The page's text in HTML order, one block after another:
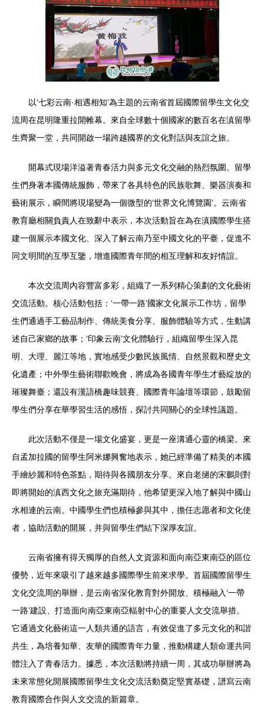
以‘七彩云南·相遇相知’為主題的云南省首屆國際留學生文化交
流周在昆明隆重拉開帷幕。來自全球數十個國家的數百名在滇留學
生齊聚一堂，共同開啟一場跨越國界的文化對話與友誼之旅。
開幕式現場洋溢著青春活力與多元文化交融的熱烈氛圍。留學
生們身著本國傳統服飾，帶來了各具特色的民族歌舞、樂器演奏和
藝術展示，瞬間將現場變為一個微型的‘世界文化博覽園’。云南省
教育廳相關負責人在致辭中表示，本次活動旨在為在滇國際學生搭
建一個展示本國文化、深入了解云南乃至中國文化的平臺，促進不
同文明間的互學互鑒，增進國際青年間的相互理解和友好情誼。
本次交流周內容豐富多彩，組織了一系列精心策劃的文化藝術
交流活動。核心活動包括：‘一帶一路’國家文化展示工作坊，留學
生們通過手工藝品制作、傳統美食分享、服飾體驗等方式，生動講
述自己家鄉的故事；‘印象云南’文化體驗行，組織留學生深入昆
明、大理、麗江等地，實地感受少數民族風情、自然景觀和歷史文
化遺產；中外學生藝術聯歡晚會，將成為各國青年學生才藝綻放的
璀璨舞臺；還設有漢語橋趣味競賽、國際青年論壇等環節，鼓勵留
學生們分享在華學習生活的感悟，探討共同關心的全球性議題。
此次活動不僅是一場文化盛宴，更是一座溝通心靈的橋梁。來
自孟加拉國的留學生阿米娜興奮地表示，她已經準備了精美的本國
手繪紗麗和特色茶點，期待與各國朋友分享。來自老撾的宋鵬則對
即將開始的滇西文化之旅充滿期待，他希望更深入地了解與中國山
水相連的云南。中國學生們也積極參與其中，擔任志愿者和文化使
者，協助活動的開展，并與留學生們結下深厚友誼。
云南省擁有得天獨厚的自然人文資源和面向南亞東南亞的區位
優勢，近年來吸引了越來越多國際學生前來求學。首屆國際留學生
文化交流周的舉辦，是云南省深化教育對外開放、積極融入‘一帶
一路’建設、打造面向南亞東南亞輻射中心的重要人文交流舉措。
它通過文化藝術這一人類共通的語言，有效促進了多元文化的和諧
共生，為培養知華、友華的國際青年力量，推動構建人類命運共同
體注入了青春活力。據悉，本次活動將持續一周，其成功舉辦將為
未來常態化開展國際留學生文化交流活動奠定堅實基礎，譜寫云南
教育國際合作與人文交流的新篇章。